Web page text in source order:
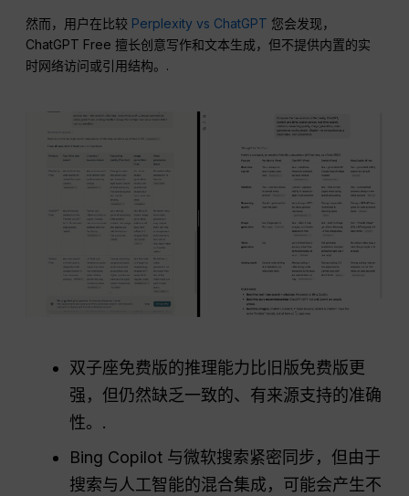
然而，用户在比较 Perplexity vs ChatGPT 您会发现，
ChatGPT Free 擅长创意写作和文本生成，但不提供内置的实
时网络访问或引用结构。.
双子座免费版的推理能力比旧版免费版更
强，但仍然缺乏一致的、有来源支持的准确
性。.
Bing Copilot 与微软搜索紧密同步，但由于
搜索与人工智能的混合集成，可能会产生不